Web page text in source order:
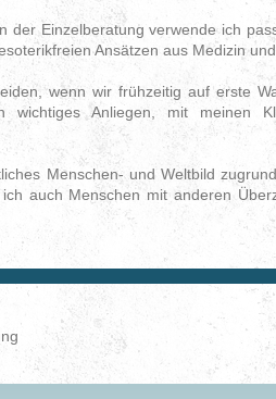
der Einzelberatung verwende ich
Ansätzen aus Medizin
wenn wir frühzeitig auf erste
Anliegen, mit meinen
Menschen- und Weltbild
auch Menschen mit anderen